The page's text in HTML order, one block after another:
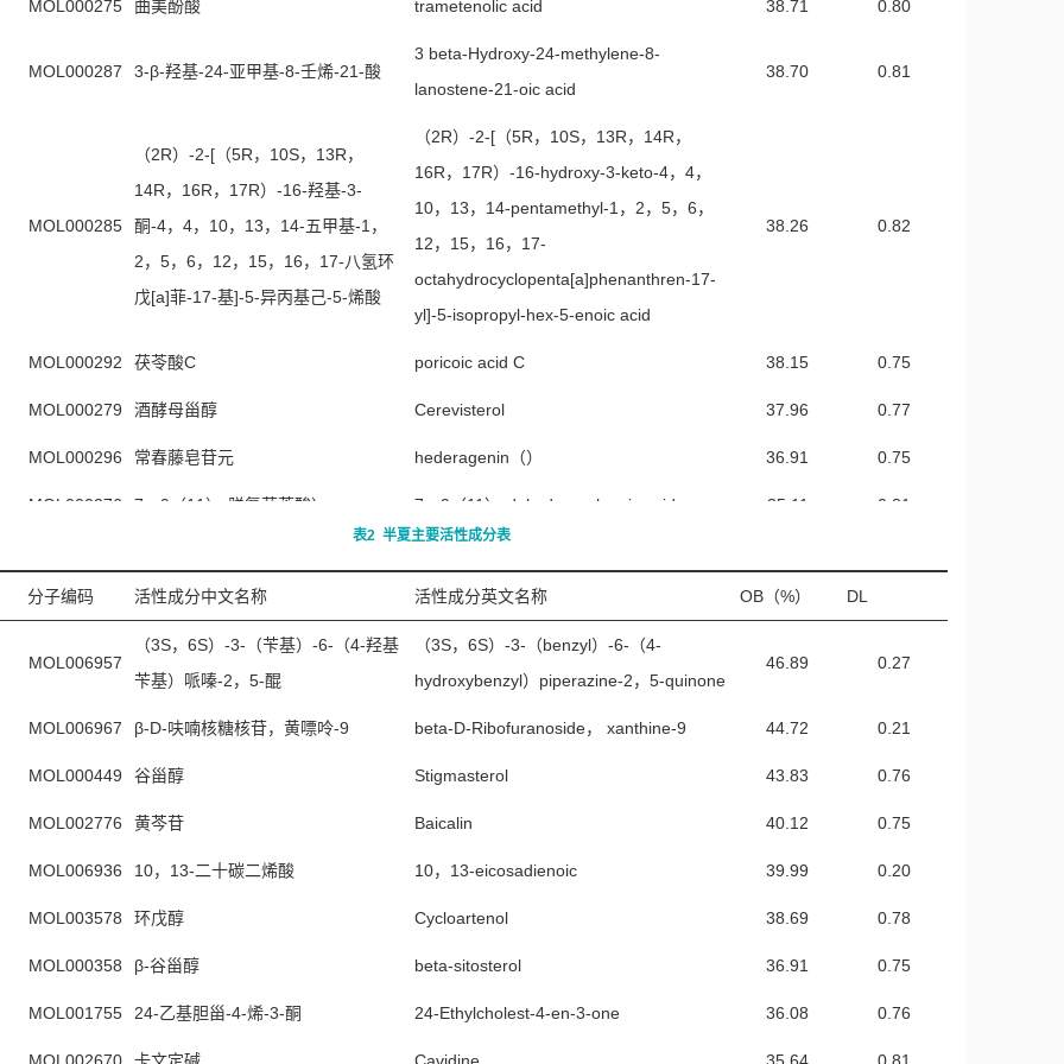
MOL000275 曲美酚酸 trametenolic acid 38.71 0.80
MOL000287 3-β-羟基-24-亚甲基-8-壬烯-21-酸
3 beta-Hydroxy-24-methylene-8-
lanostene-21-oic acid
38.70 0.81
MOL000285
（2R）-2-[（5R，10S，13R，
14R，16R，17R）-16-羟基-3-
酮-4，4，10，13，14-五甲基-1，
2，5，6，12，15，16，17-八氢环
戊[a]菲-17-基]-5-异丙基己-5-烯酸
（2R）-2-[（5R，10S，13R，14R，
16R，17R）-16-hydroxy-3-keto-4，4，
10，13，14-pentamethyl-1，2，5，6，
12，15，16，17-
octahydrocyclopenta[a]phenanthren-17-
yl]-5-isopropyl-hex-5-enoic acid
38.26 0.82
MOL000292 茯苓酸C poricoic acid C 38.15 0.75
MOL000279 酒酵母甾醇 Cerevisterol 37.96 0.77
MOL000296 常春藤皂苷元 hederagenin（） 36.91 0.75
MOL000276 7，9（11）-脱氢茯苓酸） 7，9（11）-dehydropachymic acid 35.11 0.81
（2R）-2-[（3S，5R，10S，13R，
14R，16R，17R）-3，16-二羟
基-4，4，10，13，14-五甲基-2，
氢-1H-环戊[a]菲-17-基]-5-异丙基
己-5-烯酸
（2R）-2-[（3S，5R，10S，13R，14R，
16R，17R）-3，16-dihydroxy-4，4，
10，13，14-pentamethyl-2，3，5，6，
cyclopenta[a]phenanthren-17-yl]-5-
isopropyl-hex-5-enoic acid
MOL000273
（2R）-2-[（3S，5R，10S，13R，
14R，16R，17R）-3，16-二羟
3，5，6，12，15，16，17-八
氢-1H-环戊[a]菲-17-基]-6-甲基庚-5-
烯酸
（2R）-2-[（3S，5R，10S，13R，14R，
16R，17R）-3，16-dihydroxy-4，4，
12，15，16，17-octahydro-1H-
cyclopenta[a]phenanthren-17-yl]-6-
methylhept-5-enoic acid
30.93 0.81
MOL000290 硼酸A Poricoic acid A 30.61 0.76
表2 半夏主要活性成分表
分子编码 活性成分中文名称 活性成分英文名称 OB（%） DL
MOL006957
（3S，6S）-3-（苄基）-6-（4-羟基
苄基）哌嗪-2，5-醌
（3S，6S）-3-（benzyl）-6-（4-
hydroxybenzyl）piperazine-2，5-quinone
46.89 0.27
MOL006967 β-D-呋喃核糖核苷，黄嘌呤-9 beta-D-Ribofuranoside， xanthine-9 44.72 0.21
MOL000449 谷甾醇 Stigmasterol 43.83 0.76
MOL002776 黄芩苷 Baicalin 40.12 0.75
MOL006936 10，13-二十碳二烯酸 10，13-eicosadienoic 39.99 0.20
MOL003578 环戊醇 Cycloartenol 38.69 0.78
MOL000358 β-谷甾醇 beta-sitosterol 36.91 0.75
MOL001755 24-乙基胆甾-4-烯-3-酮 24-Ethylcholest-4-en-3-one 36.08 0.76